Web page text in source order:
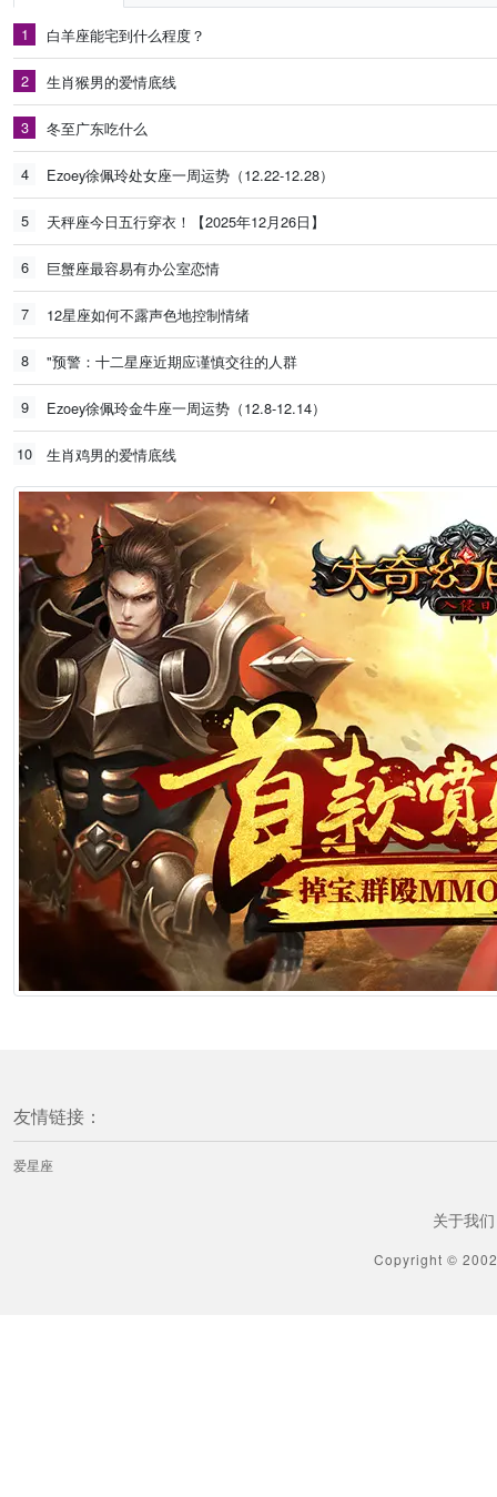
1 白羊座能宅到什么程度？
2 生肖猴男的爱情底线
3 冬至广东吃什么
4 Ezoey徐佩玲处女座一周运势（12.22-12.28）
5 天秤座今日五行穿衣！【2025年12月26日】
6 巨蟹座最容易有办公室恋情
7 12星座如何不露声色地控制情绪
8 "预警：十二星座近期应谨慎交往的人群
9 Ezoey徐佩玲金牛座一周运势（12.8-12.14）
10 生肖鸡男的爱情底线
友情链接：
爱星座
关于我们
Copyright ©